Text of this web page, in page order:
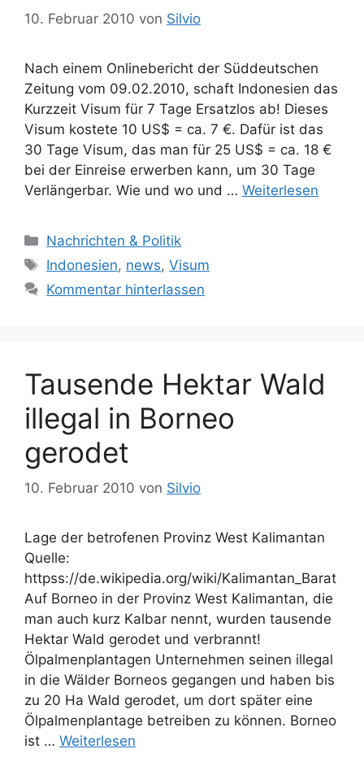
10. Februar 2010 von Silvio
Nach einem Onlinebericht der Süddeutschen
Zeitung vom 09.02.2010, schaft Indonesien das
Kurzzeit Visum für 7 Tage Ersatzlos ab! Dieses
Visum kostete 10 US$ = ca. 7 €. Dafür ist das
30 Tage Visum, das man für 25 US$ = ca. 18 €
bei der Einreise erwerben kann, um 30 Tage
Verlängerbar. Wie und wo und … Weiterlesen
Kategorien
Nachrichten & Politik
Schlagwörter
Indonesien, news,Visum
Kommentar hinterlassen
Tausende Hektar Wald
illegal in Borneo
gerodet
10. Februar 2010 von Silvio
Lage der betrofenen Provinz West Kalimantan
Quelle:
httpss://de.wikipedia.org/wiki/Kalimantan_Barat
Auf Borneo in der Provinz West Kalimantan, die
man auch kurz Kalbar nennt, wurden tausende
Hektar Wald gerodet und verbrannt!
Ölpalmenplantagen Unternehmen seinen illegal
in die Wälder Borneos gegangen und haben bis
zu 20 Ha Wald gerodet, um dort später eine
Ölpalmenplantage betreiben zu können. Borneo
ist … Weiterlesen